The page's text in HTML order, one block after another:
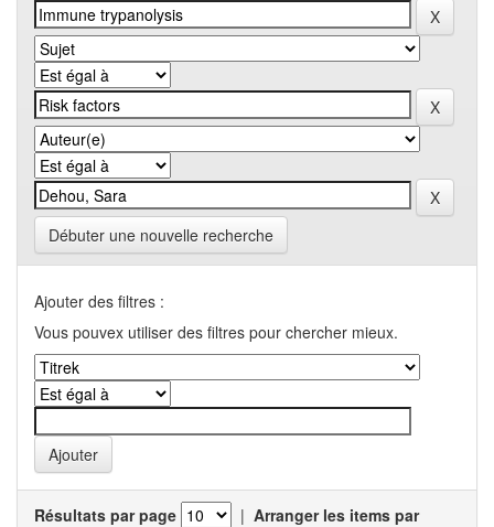
Débuter une nouvelle recherche
Ajouter des filtres :
Vous pouvex utiliser des filtres pour chercher mieux.
Résultats par page | Arranger les items par